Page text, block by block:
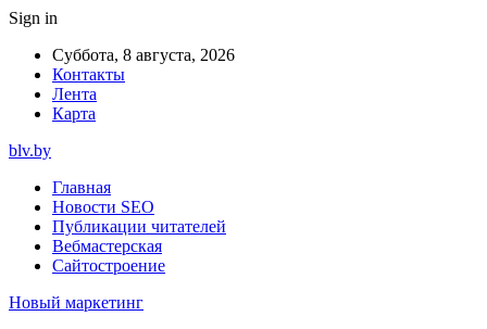
Sign in
Суббота, 8 августа, 2026
Контакты
Лента
Карта
blv.by
Главная
Новости SEO
Публикации читателей
Вебмастерская
Сайтостроение
Новый маркетинг